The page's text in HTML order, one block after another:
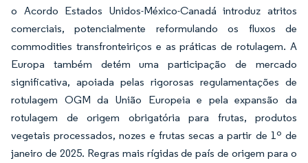
o Acordo Estados Unidos-México-Canadá introduz atritos
comerciais, potencialmente reformulando os fluxos de
commodities transfronteiriços e as práticas de rotulagem. A
Europa também detém uma participação de mercado
significativa, apoiada pelas rigorosas regulamentações de
rotulagem OGM da União Europeia e pela expansão da
rotulagem de origem obrigatória para frutas, produtos
vegetais processados, nozes e frutas secas a partir de 1º de
janeiro de 2025. Regras mais rígidas de país de origem para o